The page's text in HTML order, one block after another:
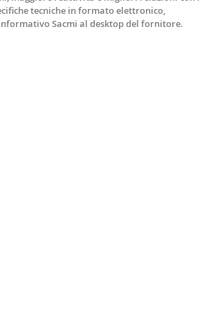
tecniche in formato elettronico,
Sacmi al desktop del fornitore.